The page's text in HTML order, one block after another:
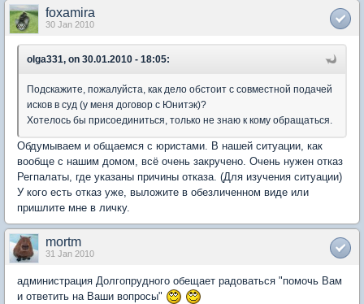
foxamira
30 Jan 2010
olga331, on 30.01.2010 - 18:05:
Подскажите, пожалуйста, как дело обстоит с совместной подачей
исков в суд (у меня договор с Юнитэк)?
Хотелось бы присоединиться, только не знаю к кому обращаться.
Обдумываем и общаемся с юристами. В нашей ситуации, как
вообще с нашим домом, всё очень закручено. Очень нужен отказ
Регпалаты, где указаны причины отказа. (Для изучения ситуации)
У кого есть отказ уже, выложите в обезличенном виде или
пришлите мне в личку.
mortm
31 Jan 2010
администрация Долгопрудного обещает радоваться "помочь Вам
и ответить на Ваши вопросы"